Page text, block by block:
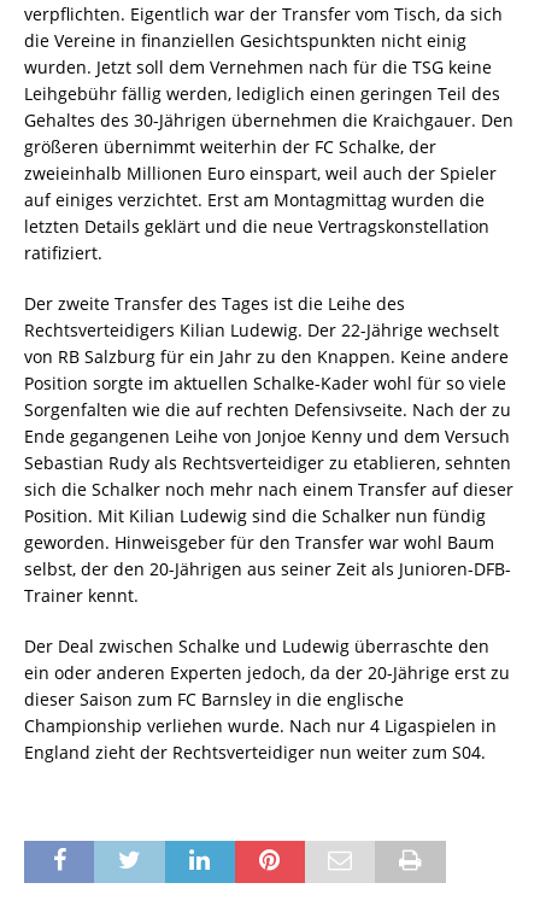
verpflichten. Eigentlich war der Transfer vom Tisch, da sich
die Vereine in finanziellen Gesichtspunkten nicht einig
wurden. Jetzt soll dem Vernehmen nach für die TSG keine
Leihgebühr fällig werden, lediglich einen geringen Teil des
Gehaltes des 30-Jährigen übernehmen die Kraichgauer. Den
größeren übernimmt weiterhin der FC Schalke, der
zweieinhalb Millionen Euro einspart, weil auch der Spieler
auf einiges verzichtet. Erst am Montagmittag wurden die
letzten Details geklärt und die neue Vertragskonstellation
ratifiziert.
Der zweite Transfer des Tages ist die Leihe des
Rechtsverteidigers Kilian Ludewig. Der 22-Jährige wechselt
von RB Salzburg für ein Jahr zu den Knappen. Keine andere
Position sorgte im aktuellen Schalke-Kader wohl für so viele
Sorgenfalten wie die auf rechten Defensivseite. Nach der zu
Ende gegangenen Leihe von Jonjoe Kenny und dem Versuch
Sebastian Rudy als Rechtsverteidiger zu etablieren, sehnten
sich die Schalker noch mehr nach einem Transfer auf dieser
Position. Mit Kilian Ludewig sind die Schalker nun fündig
geworden. Hinweisgeber für den Transfer war wohl Baum
selbst, der den 20-Jährigen aus seiner Zeit als Junioren-DFB-
Trainer kennt.
Der Deal zwischen Schalke und Ludewig überraschte den
ein oder anderen Experten jedoch, da der 20-Jährige erst zu
dieser Saison zum FC Barnsley in die englische
Championship verliehen wurde. Nach nur 4 Ligaspielen in
England zieht der Rechtsverteidiger nun weiter zum S04.